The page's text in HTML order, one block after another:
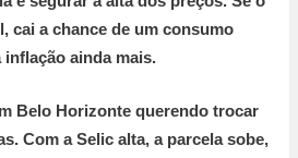
cai a chance de um consumo
ainda mais.
Belo Horizonte querendo trocar
. Com a Selic alta, a parcela sobe,